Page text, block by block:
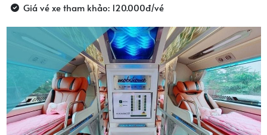
Giá vé xe tham khảo: 120.000đ/vé